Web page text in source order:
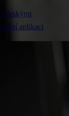
českými
aplikaci